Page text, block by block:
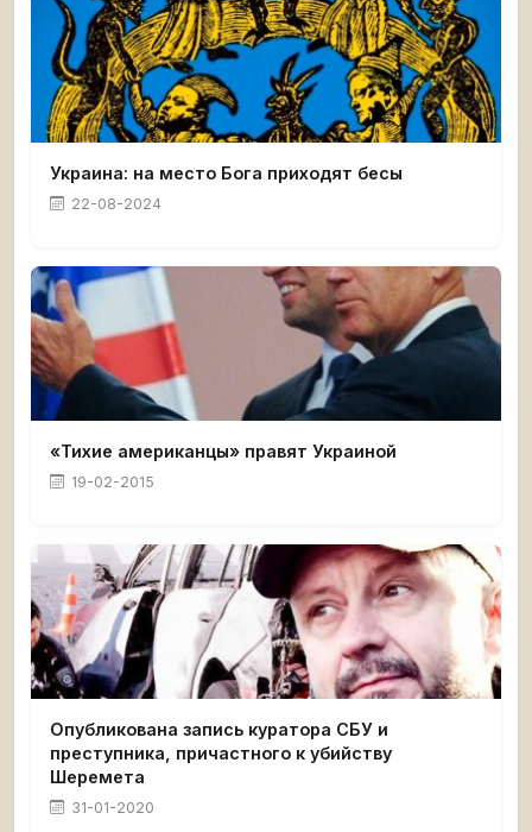
Украина: на место Бога приходят бесы
22-08-2024
«Тихие американцы» правят Украиной
19-02-2015
Опубликована запись куратора СБУ и
преступника, причастного к убийству
Шеремета
31-01-2020